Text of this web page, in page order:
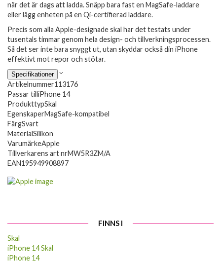
när det är dags att ladda. Snäpp bara fast en MagSafe-laddare
eller lägg enheten på en Qi-certifierad laddare.
Precis som alla Apple-designade skal har det testats under
tusentals timmar genom hela design- och tillverkningsprocessen.
Så det ser inte bara snyggt ut, utan skyddar också din iPhone
effektivt mot repor och stötar.
Specifikationer
Artikelnummer113176
Passar tilliPhone 14
ProdukttypSkal
EgenskaperMagSafe-kompatibel
FärgSvart
MaterialSilikon
VarumärkeApple
Tillverkarens art nrMW5R3ZM/A
EAN195949908897
FINNS I
Skal
iPhone 14 Skal
iPhone 14